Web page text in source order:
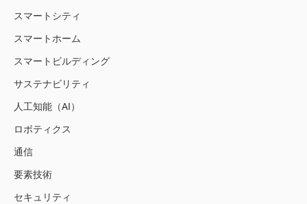
スマートシティ
スマートホーム
スマートビルディング
サステナビリティ
人工知能（AI）
ロボティクス
通信
要素技術
セキュリティ